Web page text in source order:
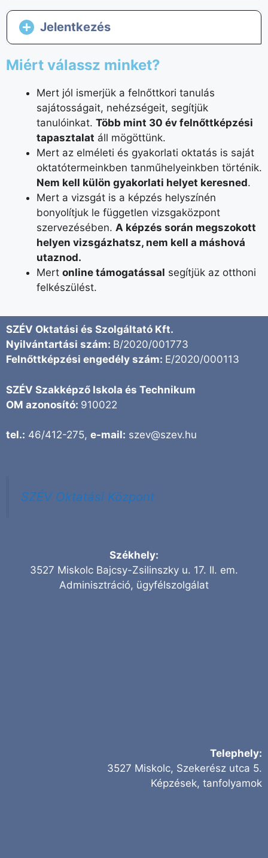
Jelentkezés
Miért válassz minket?
Mert jól ismerjük a felnőttkori tanulás
sajátosságait, nehézségeit, segítjük
tanulóinkat. Több mint 30 év felnőttképzési
tapasztalat áll mögöttünk.
Mert az elméleti és gyakorlati oktatás is saját
oktatótermeinkben tanműhelyeinkben történik.
Nem kell külön gyakorlati helyet keresned.
Mert a vizsgát is a képzés helyszínén
bonyolítjuk le független vizsgaközpont
szervezésében. A képzés során megszokott
helyen vizsgázhatsz, nem kell a máshová
utaznod.
Mert online támogatással segítjük az otthoni
felkészülést.
SZÉV Oktatási és Szolgáltató Kft.
Nyilvántartási szám: B/2020/001773
Felnőttképzési engedély szám: E/2020/000113
SZÉV Szakképző Iskola és Technikum
OM azonosító: 910022
tel.: 46/412-275, e-mail: szev@szev.hu
SZÉV Oktatási Központ
Székhely:
3527 Miskolc Bajcsy-Zsilinszky u. 17. II. em.
Adminisztráció, ügyfélszolgálat
Telephely:
3527 Miskolc, Szekerész utca 5.
Képzések, tanfolyamok